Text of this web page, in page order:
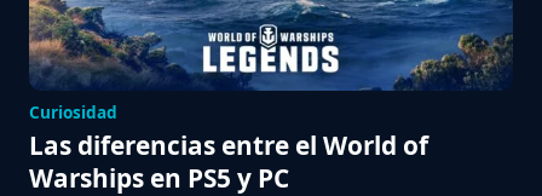
Curiosidad
Las diferencias entre el World of
Warships en PS5 y PC